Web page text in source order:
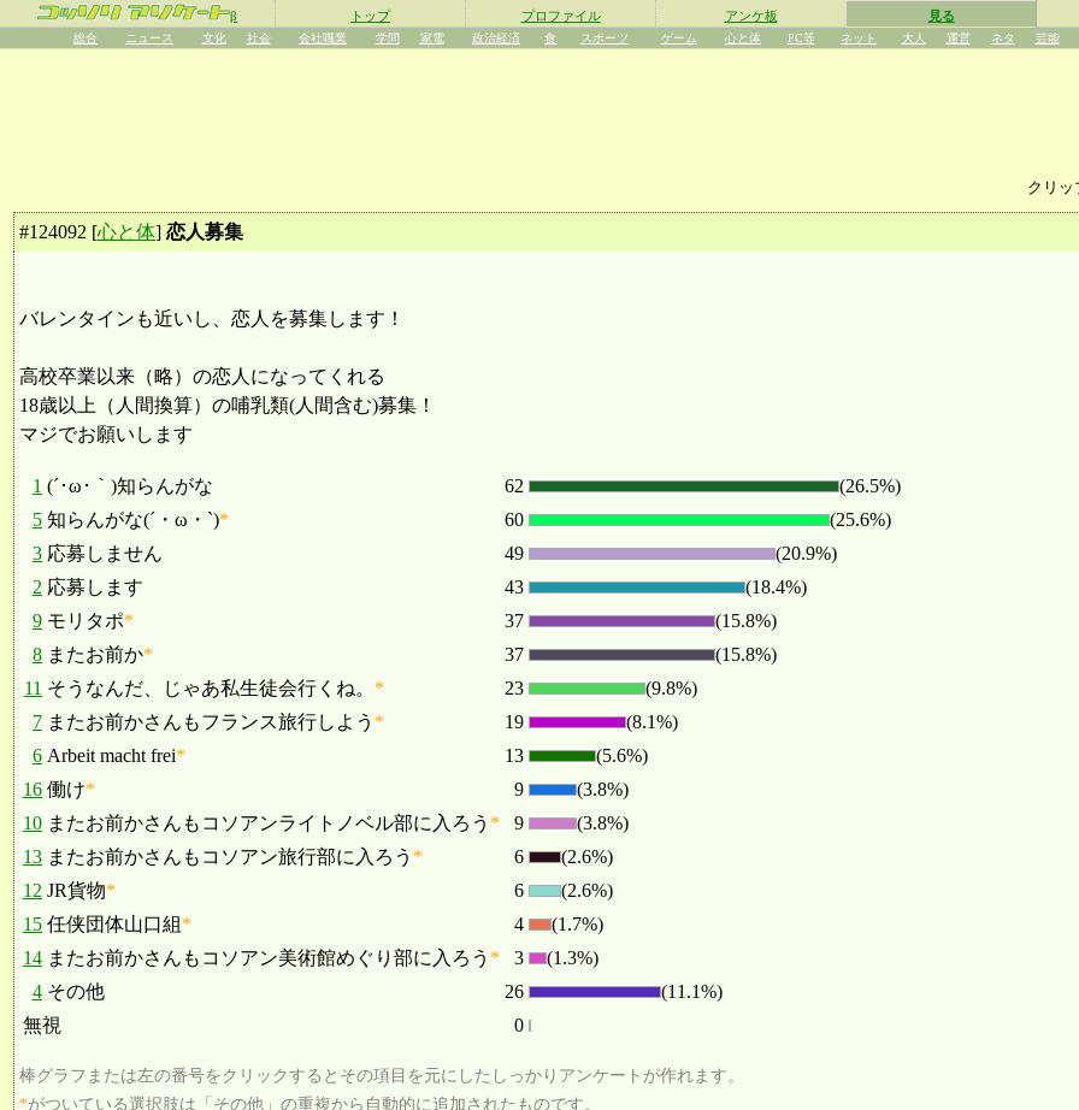
β トップ プロファイル アンケ板 見る
総合 ニュース 文化 社会 会社職業 学問 家電 政治経済 食 スポーツ ゲーム 心と体 PC等 ネット 大人 運営 ネタ 芸能
クリッ
#124092 [心と体] 恋人募集
バレンタインも近いし、恋人を募集します！
高校卒業以来（略）の恋人になってくれる
18歳以上（人間換算）の哺乳類(人間含む)募集！
マジでお願いします
1 (´･ω･｀)知らんがな 62
(26.5%)
5 知らんがな(´・ω・`)* 60
(25.6%)
3 応募しません 49
(20.9%)
2 応募します 43
(18.4%)
9 モリタポ* 37
(15.8%)
8 またお前か* 37
(15.8%)
11 そうなんだ、じゃあ私生徒会行くね。 * 23
(9.8%)
7 またお前かさんもフランス旅行しよう * 19
(8.1%)
6 Arbeit macht frei* 13
(5.6%)
16 働け* 9
(3.8%)
10 またお前かさんもコソアンライトノベル部に入ろう * 9
(3.8%)
13 またお前かさんもコソアン旅行部に入ろう * 6
(2.6%)
12 JR貨物* 6
(2.6%)
15 任侠団体山口組* 4
(1.7%)
14 またお前かさんもコソアン美術館めぐり部に入ろう * 3
(1.3%)
4 その他 26
(11.1%)
無視
0
棒グラフまたは左の番号をクリックするとその項目を元にしたしっかりアンケートが作れます。
*がついている選択肢は「その他」の重複から自動的に追加されたものです。